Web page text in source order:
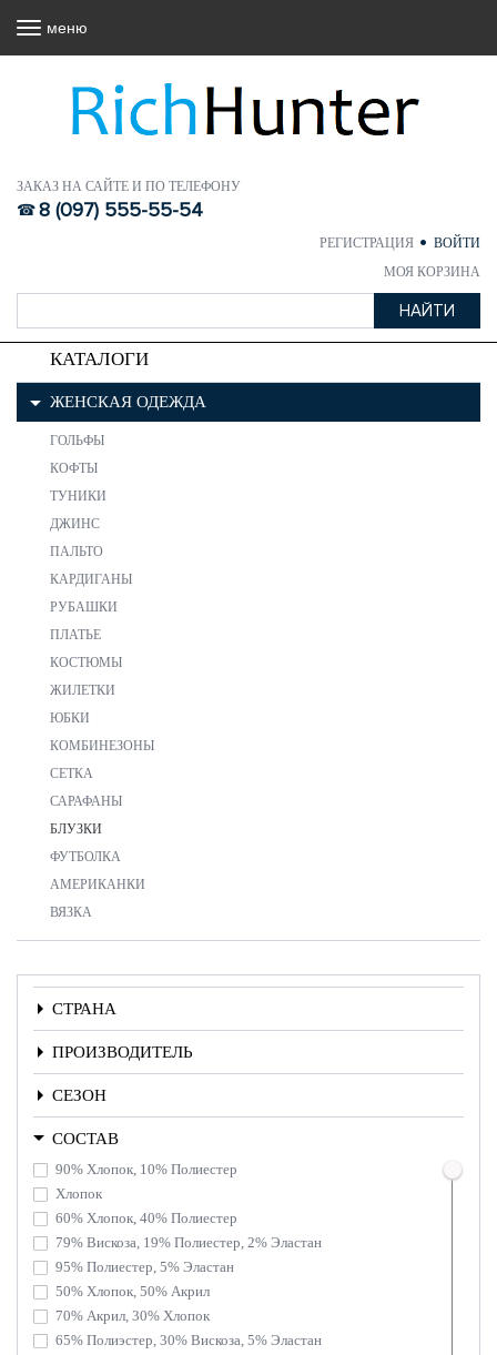
ЗАКАЗ НА САЙТЕ И ПО ТЕЛЕФОНУ
8 (097) 555-55-54
РЕГИСТРАЦИЯ
ВОЙТИ
МОЯ КОРЗИНА
меню
КАТАЛОГИ
ЖЕНСКАЯ ОДЕЖДА
ГОЛЬФЫ
КОФТЫ
ТУНИКИ
ДЖИНС
ПАЛЬТО
КАРДИГАНЫ
РУБАШКИ
ПЛАТЬЕ
КОСТЮМЫ
ЖИЛЕТКИ
ЮБКИ
КОМБИНЕЗОНЫ
СЕТКА
САРАФАНЫ
БЛУЗКИ
ФУТБОЛКА
АМЕРИКАНКИ
ВЯЗКА
СТРАНА
ПРОИЗВОДИТЕЛЬ
СЕЗОН
СОСТАВ
90% Хлопок, 10% Полиестер
Хлопок
60% Хлопок, 40% Полиестер
79% Вискоза, 19% Полиестер, 2% Эластан
95% Полиестер, 5% Эластан
50% Хлопок, 50% Акрил
70% Акрил, 30% Хлопок
65% Полиэстер, 30% Вискоза, 5% Эластан